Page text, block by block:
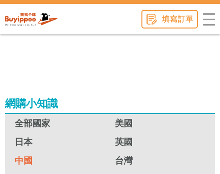
填寫訂單
網購小知識
全部國家
美國
日本
英國
中國
台灣